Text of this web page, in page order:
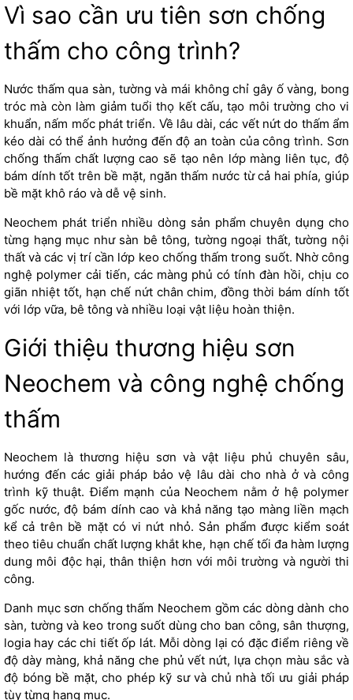
Vì sao cần ưu tiên sơn chống
thấm cho công trình?
Nước thấm qua sàn, tường và mái không chỉ gây ố vàng, bong
tróc mà còn làm giảm tuổi thọ kết cấu, tạo môi trường cho vi
khuẩn, nấm mốc phát triển. Về lâu dài, các vết nứt do thấm ẩm
kéo dài có thể ảnh hưởng đến độ an toàn của công trình. Sơn
chống thấm chất lượng cao sẽ tạo nên lớp màng liên tục, độ
bám dính tốt trên bề mặt, ngăn thấm nước từ cả hai phía, giúp
bề mặt khô ráo và dễ vệ sinh.
Neochem phát triển nhiều dòng sản phẩm chuyên dụng cho
từng hạng mục như sàn bê tông, tường ngoại thất, tường nội
thất và các vị trí cần lớp keo chống thấm trong suốt. Nhờ công
nghệ polymer cải tiến, các màng phủ có tính đàn hồi, chịu co
giãn nhiệt tốt, hạn chế nứt chân chim, đồng thời bám dính tốt
với lớp vữa, bê tông và nhiều loại vật liệu hoàn thiện.
Giới thiệu thương hiệu sơn
Neochem và công nghệ chống
thấm
Neochem là thương hiệu sơn và vật liệu phủ chuyên sâu,
hướng đến các giải pháp bảo vệ lâu dài cho nhà ở và công
trình kỹ thuật. Điểm mạnh của Neochem nằm ở hệ polymer
gốc nước, độ bám dính cao và khả năng tạo màng liền mạch
kể cả trên bề mặt có vi nứt nhỏ. Sản phẩm được kiểm soát
theo tiêu chuẩn chất lượng khắt khe, hạn chế tối đa hàm lượng
dung môi độc hại, thân thiện hơn với môi trường và người thi
công.
Danh mục sơn chống thấm Neochem gồm các dòng dành cho
sàn, tường và keo trong suốt dùng cho ban công, sân thượng,
logia hay các chi tiết ốp lát. Mỗi dòng lại có đặc điểm riêng về
độ dày màng, khả năng che phủ vết nứt, lựa chọn màu sắc và
độ bóng bề mặt, cho phép kỹ sư và chủ nhà tối ưu giải pháp
tùy từng hạng mục.